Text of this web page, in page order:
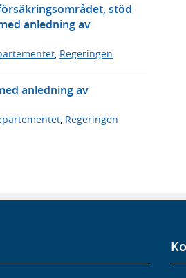
stöd
anledning av
, Regeringen
anledning av
Regeringen